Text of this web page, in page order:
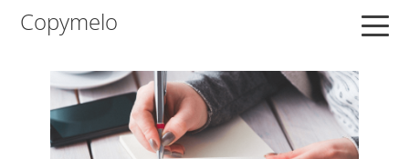
Saltar
navegación
principal
Saltar
contenido
principal
Saltar
principal
Copymelo